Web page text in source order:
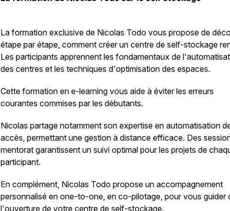
La formation exclusive de Nicolas Todo vous propose de
étape par étape, comment créer un centre de self-stockage
Les participants apprennent les fondamentaux de
des centres et les techniques d'optimisation des espaces.
Cette formation en e-learning vous aide à éviter les erreurs
courantes commises par les débutants.
Nicolas partage notamment son expertise en automatisation
accès, permettant une gestion à distance efficace. Des
mentorat garantissent un suivi optimal pour les projets de
participant.
En complément, Nicolas Todo propose un accompagnement
personnalisé en one-to-one, en co-pilotage, pour vous guider
l'ouverture de votre centre de self-stockage.